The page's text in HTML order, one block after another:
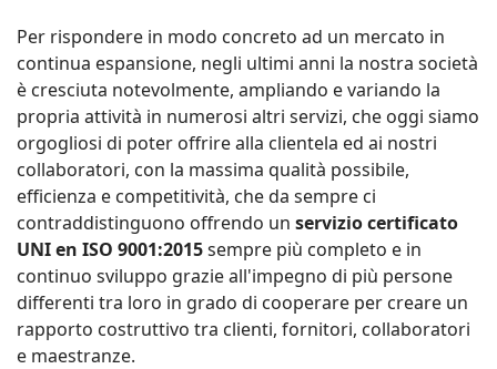
Per rispondere in modo concreto ad un mercato in
continua espansione, negli ultimi anni la nostra società
è cresciuta notevolmente, ampliando e variando la
propria attività in numerosi altri servizi, che oggi siamo
orgogliosi di poter offrire alla clientela ed ai nostri
collaboratori, con la massima qualità possibile,
efficienza e competitività, che da sempre ci
contraddistinguono offrendo un servizio certificato
UNI en ISO 9001:2015sempre più completo e in
continuo sviluppo grazie all'impegno di più persone
differenti tra loro in grado di cooperare per creare un
rapporto costruttivo tra clienti, fornitori, collaboratori
e maestranze.